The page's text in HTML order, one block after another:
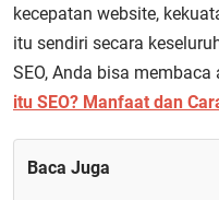
kecepatan website,
itu sendiri secara
SEO, Anda bisa
itu SEO? Manfaat dan
Baca Juga